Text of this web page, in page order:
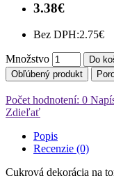
3.38€
Bez DPH:2.75€
Množstvo
Do
Obľúbený produkt
Počet hodnotení: 0
Zdieľať
Popis
Recenzie (0)
Cukrová dekorácia na